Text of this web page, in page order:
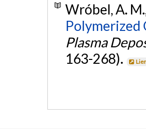
Wróbel, A.
Polymerized
Plasma
163-268).